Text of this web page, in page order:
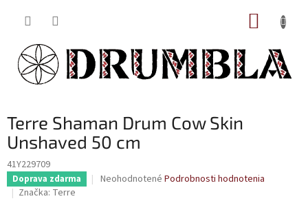
Terre Shaman Drum Cow Skin
Unshaved 50 cm
41Y229709
Doprava zdarma
Priemerné
Neohodnotené Podrobnosti hodnotenia
Značka: Terre